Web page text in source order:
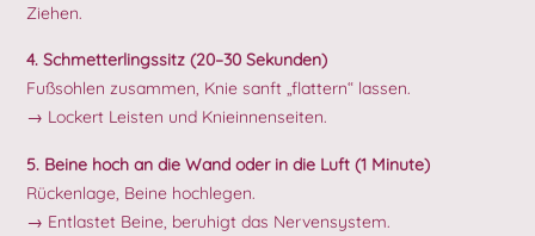
Ziehen.
4. Schmetterlingssitz (20–30 Sekunden)
Fußsohlen zusammen, Knie sanft „flattern“ lassen.
→ Lockert Leisten und Knieinnenseiten.
5. Beine hoch an die Wand oder in die Luft (1 Minute)
Rückenlage, Beine hochlegen.
→ Entlastet Beine, beruhigt das Nervensystem.